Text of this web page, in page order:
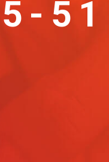
51